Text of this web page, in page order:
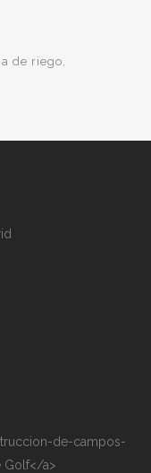
de riego
de-campos-
Golf</a>